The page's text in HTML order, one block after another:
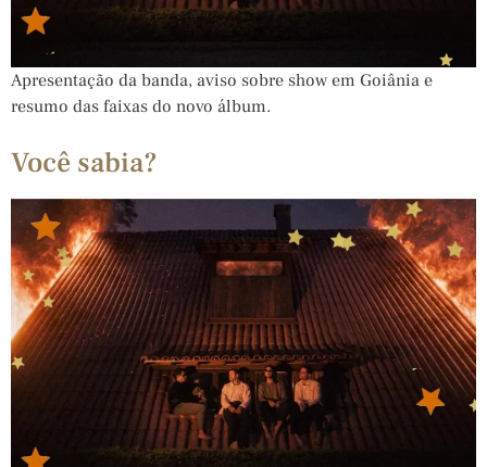
Apresentação da banda, aviso sobre show em Goiânia e
resumo das faixas do novo álbum.
Você sabia?